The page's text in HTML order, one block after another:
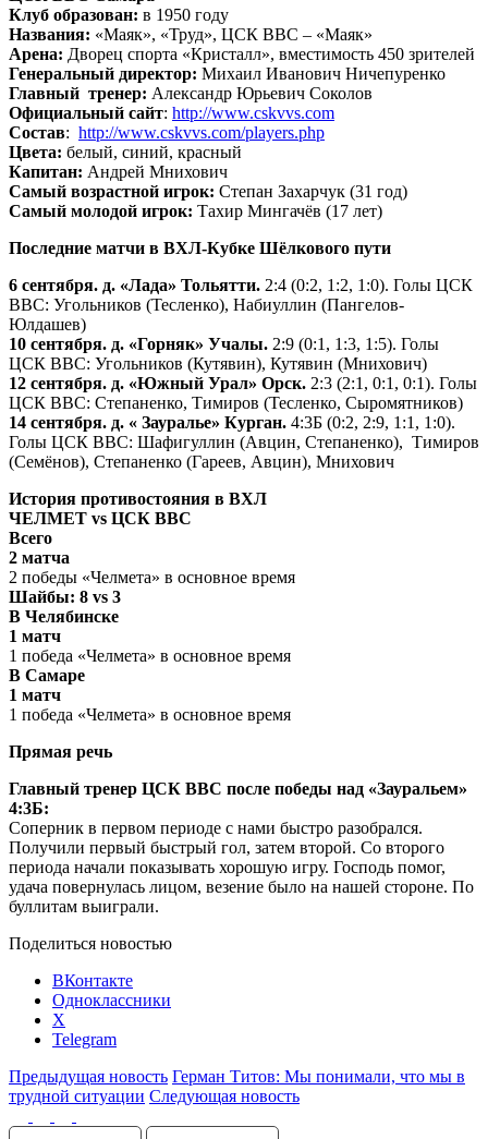
Клуб образован: в 1950 году
Названия: «Маяк», «Труд», ЦСК ВВС – «Маяк»
Арена: Дворец спорта «Кристалл», вместимость 450 зрителей
Генеральный директор: Михаил Иванович Ничепуренко
Главный тренер: Александр Юрьевич Соколов
Официальный сайт: http://www.cskvvs.com
Состав: http://www.cskvvs.com/players.php
Цвета: белый, синий, красный
Капитан: Андрей Мнихович
Самый возрастной игрок: Степан Захарчук (31 год)
Самый молодой игрок: Тахир Мингачёв (17 лет)
Последние матчи в ВХЛ-Кубке Шёлкового пути
6 сентября. д. «Лада» Тольятти. 2:4 (0:2, 1:2, 1:0). Голы ЦСК
ВВС: Угольников (Тесленко), Набиуллин (Пангелов-
Юлдашев)
10 сентября. д. «Горняк» Учалы. 2:9 (0:1, 1:3, 1:5). Голы
ЦСК ВВС: Угольников (Кутявин), Кутявин (Мнихович)
12 сентября. д. «Южный Урал» Орск. 2:3 (2:1, 0:1, 0:1). Голы
ЦСК ВВС: Степаненко, Тимиров (Тесленко, Сыромятников)
14 сентября. д. « Зауралье» Курган. 4:3Б (0:2, 2:9, 1:1, 1:0).
Голы ЦСК ВВС: Шафигуллин (Авцин, Степаненко), Тимиров
(Семёнов), Степаненко (Гареев, Авцин), Мнихович
История противостояния в ВХЛ
ЧЕЛМЕТ vs ЦСК ВВС
Всего
2 матча
2 победы «Челмета» в основное время
Шайбы: 8 vs 3
В Челябинске
1 матч
1 победа «Челмета» в основное время
В Самаре
1 матч
1 победа «Челмета» в основное время
Прямая речь
Главный тренер ЦСК ВВС после победы над «Зауральем»
4:3Б:
Соперник в первом периоде с нами быстро разобрался.
Получили первый быстрый гол, затем второй. Со второго
периода начали показывать хорошую игру. Господь помог,
удача повернулась лицом, везение было на нашей стороне. По
буллитам выиграли.
Поделиться новостью
ВКонтакте
Одноклассники
X
Telegram
Предыдущая новость Герман Титов: Мы понимали, что мы в
трудной ситуации Следующая новость